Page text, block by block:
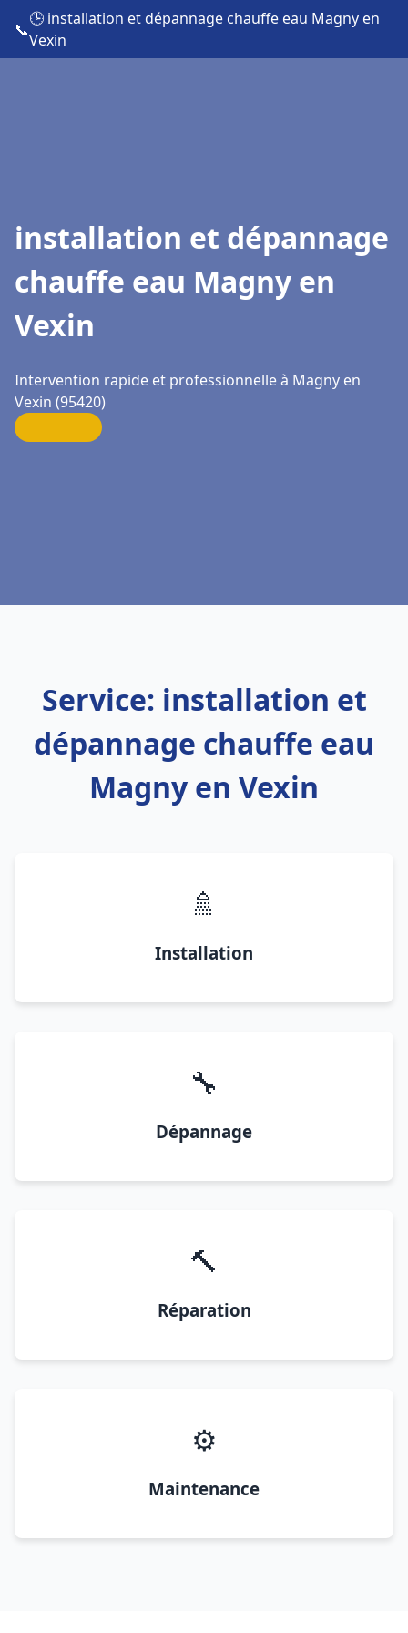
📞
🕒 installation et dépannage chauffe eau Magny en
Vexin
installation et dépannage
chauffe eau Magny en
Vexin
Intervention rapide et professionnelle à Magny en
Vexin (95420)
Service: installation et
dépannage chauffe eau
Magny en Vexin
🚿
Installation
🔧
Dépannage
🔨
Réparation
⚙️
Maintenance